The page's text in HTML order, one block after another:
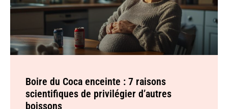
Boire du Coca enceinte : 7 raisons
scientifiques de privilégier d’autres
boissons